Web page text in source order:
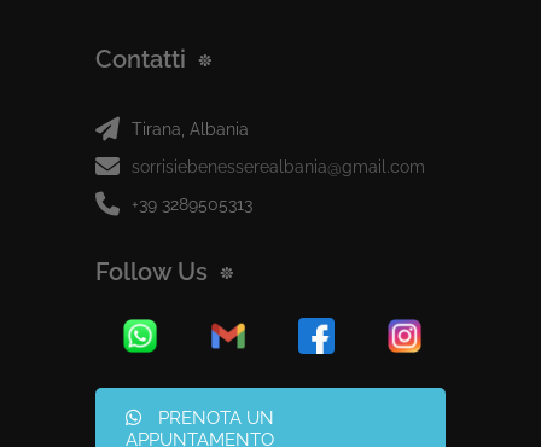
Contatti
Tirana, Albania
sorrisiebenesserealbania@gmail.com
+39 3289505313
Follow Us
PRENOTA UN
APPUNTAMENTO